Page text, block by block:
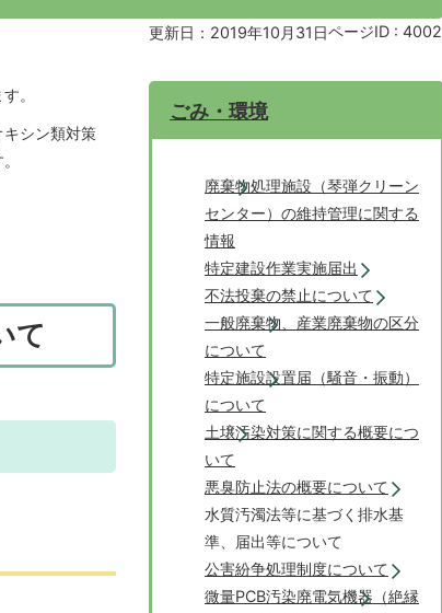
更新日：2019年10月31日ページID : 4002
。
シン類対策
て
ごみ・環境
廃棄物処理施設（琴弾クリーン
センター）の維持管理に関する
情報
特定建設作業実施届出
不法投棄の禁止について
一般廃棄物、産業廃棄物の区分
について
特定施設設置届（騒音・振動）
について
土壌汚染対策に関する概要につ
いて
悪臭防止法の概要について
水質汚濁法等に基づく排水基
準、届出等について
公害紛争処理制度について
微量PCB汚染廃電気機器（絶縁